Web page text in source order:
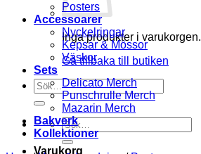
Inga produkter i varukorgen.
Gå tillbaka till butiken
Sök
efter:
Sök
efter:
Varukorg
Posters
Accessoarer
Nyckelringar
Kepsar & Mössor
Väskor
Sets
Delicato Merch
Punschrulle Merch
Mazarin Merch
Bakverk
Kollektioner